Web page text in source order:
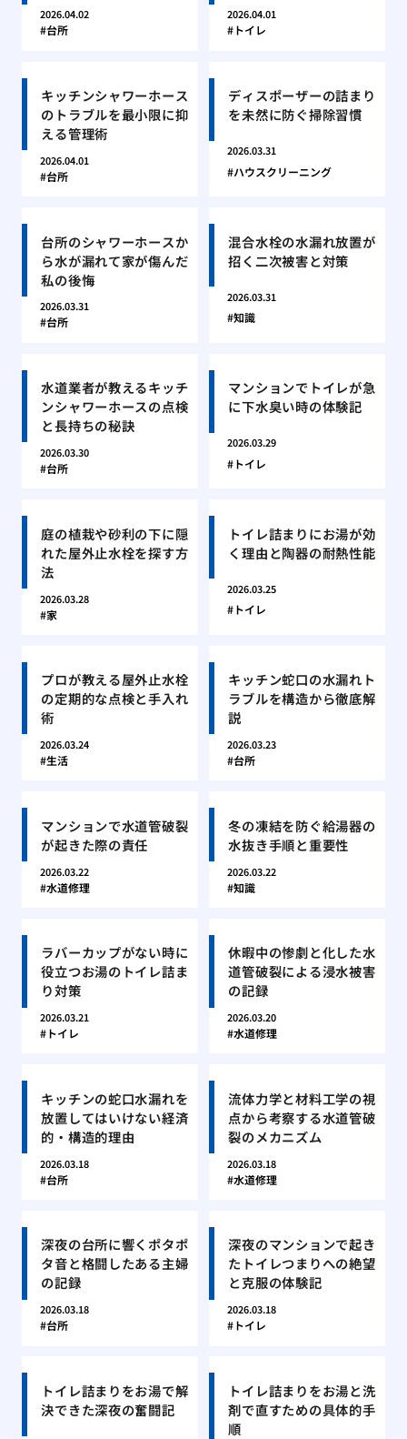
2026.04.02
台所
2026.04.01
トイレ
キッチンシャワーホース
のトラブルを最小限に抑
える管理術
2026.04.01
台所
ディスポーザーの詰まり
を未然に防ぐ掃除習慣
2026.03.31
ハウスクリーニング
台所のシャワーホースか
ら水が漏れて家が傷んだ
私の後悔
2026.03.31
台所
混合水栓の水漏れ放置が
招く二次被害と対策
2026.03.31
知識
水道業者が教えるキッチ
ンシャワーホースの点検
と長持ちの秘訣
2026.03.30
台所
マンションでトイレが急
に下水臭い時の体験記
2026.03.29
トイレ
庭の植栽や砂利の下に隠
れた屋外止水栓を探す方
法
2026.03.28
家
トイレ詰まりにお湯が効
く理由と陶器の耐熱性能
2026.03.25
トイレ
プロが教える屋外止水栓
の定期的な点検と手入れ
術
2026.03.24
生活
キッチン蛇口の水漏れト
ラブルを構造から徹底解
説
2026.03.23
台所
マンションで水道管破裂
が起きた際の責任
2026.03.22
水道修理
冬の凍結を防ぐ給湯器の
水抜き手順と重要性
2026.03.22
知識
ラバーカップがない時に
役立つお湯のトイレ詰ま
り対策
2026.03.21
トイレ
休暇中の惨劇と化した水
道管破裂による浸水被害
の記録
2026.03.20
水道修理
キッチンの蛇口水漏れを
放置してはいけない経済
的・構造的理由
2026.03.18
台所
流体力学と材料工学の視
点から考察する水道管破
裂のメカニズム
2026.03.18
水道修理
深夜の台所に響くポタポ
タ音と格闘したある主婦
の記録
2026.03.18
台所
深夜のマンションで起き
たトイレつまりへの絶望
と克服の体験記
2026.03.18
トイレ
トイレ詰まりをお湯で解
決できた深夜の奮闘記
トイレ詰まりをお湯と洗
剤で直すための具体的手
順